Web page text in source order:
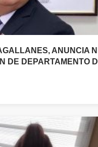
ANUNCIA
DE DEPARTAMENTO